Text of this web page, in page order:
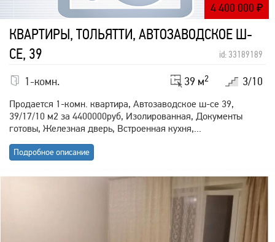
4 400 000 ₽
КВАРТИРЫ, ТОЛЬЯТТИ, АВТОЗАВОДСКОЕ Ш-
СЕ, 39
id: 33189189
1-комн. 3/10
39 м2
Продается 1-комн. квартира, Автозаводское ш-се 39,
39/17/10 м2 за 4400000руб, Изолированная, Документы
готовы, Железная дверь, Встроенная кухня,...
Подробное описание